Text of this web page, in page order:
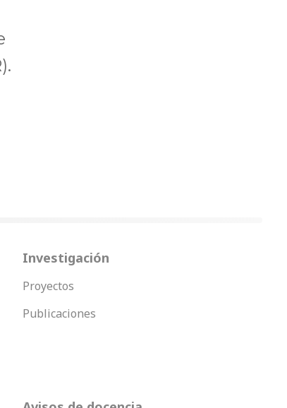
Investigación
Proyectos
Publicaciones